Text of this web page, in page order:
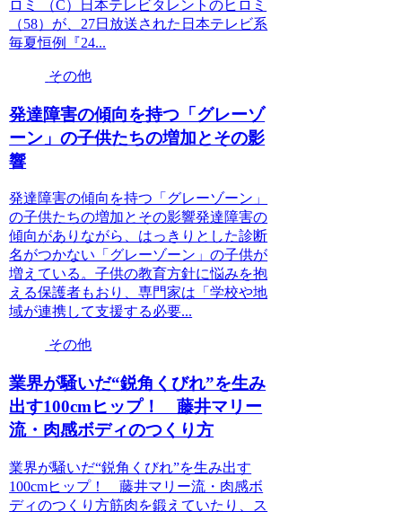
ロミ （C）日本テレビタレントのヒロミ
（58）が、27日放送された日本テレビ系
毎夏恒例『24...
その他
発達障害の傾向を持つ「グレーゾ
ーン」の子供たちの増加とその影
響
発達障害の傾向を持つ「グレーゾーン」
の子供たちの増加とその影響発達障害の
傾向がありながら、はっきりとした診断
名がつかない「グレーゾーン」の子供が
増えている。子供の教育方針に悩みを抱
える保護者もおり、専門家は「学校や地
域が連携して支援する必要...
その他
業界が騒いだ“鋭角くびれ”を生み
出す100cmヒップ！ 藤井マリー
流・肉感ボディのつくり方
業界が騒いだ“鋭角くびれ”を生み出す
100cmヒップ！ 藤井マリー流・肉感ボ
ディのつくり方筋肉を鍛えていたり、ス